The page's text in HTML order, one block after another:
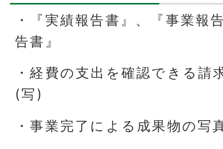
・『実績報告書』、『事業報
告書』
・経費の支出を確認できる請
(写)
・事業完了による成果物の写